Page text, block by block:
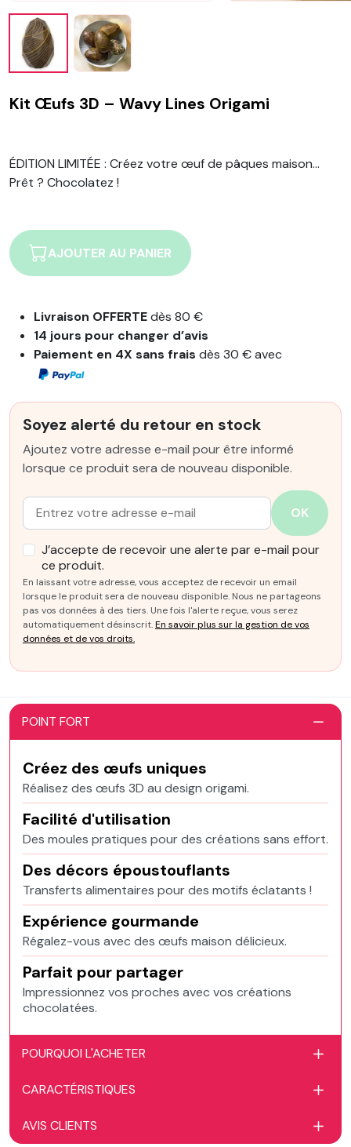
Kit Œufs 3D – Wavy Lines Origami
ÉDITION LIMITÉE : Créez votre œuf de pâques maison…
Prêt ? Chocolatez !
AJOUTER AU PANIER
Livraison OFFERTEdès 80 €
14 jours pour changer d’avis
Paiement en 4X sans fraisdès 30 € avec
Soyez alerté du retour en stock
Ajoutez votre adresse e-mail pour être informé
lorsque ce produit sera de nouveau disponible.
Email :
OK
J’accepte de recevoir une alerte par e-mail pour
ce produit.
En laissant votre adresse, vous acceptez de recevoir un email
lorsque le produit sera de nouveau disponible. Nous ne partageons
pas vos données à des tiers. Une fois l'alerte reçue, vous serez
automatiquement désinscrit.En savoir plus sur la gestion de vos
données et de vos droits.
POINT FORT
Créez des œufs uniques
Réalisez des œufs 3D au design origami.
Facilité d'utilisation
Des moules pratiques pour des créations sans effort.
Des décors époustouflants
Transferts alimentaires pour des motifs éclatants !
Expérience gourmande
Régalez-vous avec des œufs maison délicieux.
Parfait pour partager
Impressionnez vos proches avec vos créations
chocolatées.
POURQUOI L'ACHETER
CARACTÉRISTIQUES
AVIS CLIENTS